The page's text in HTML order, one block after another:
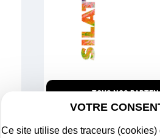
TOUS NOS
VOTRE
Ce site utilise des traceurs